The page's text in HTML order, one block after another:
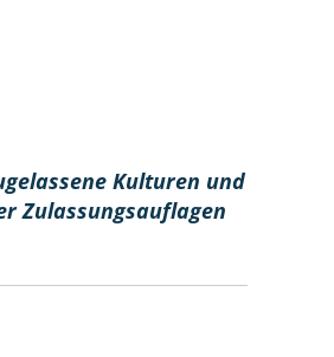
Kulturen und
Zulassungsauflagen